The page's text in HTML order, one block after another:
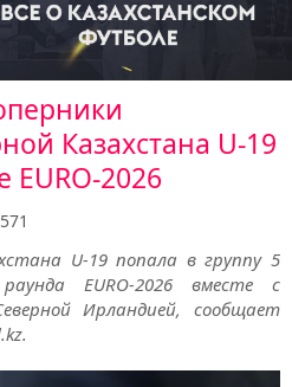
Казахстана U-19
EURO-2026
571
U-19 попала в группу 5
EURO-2026 вместе с
Ирландией, сообщает